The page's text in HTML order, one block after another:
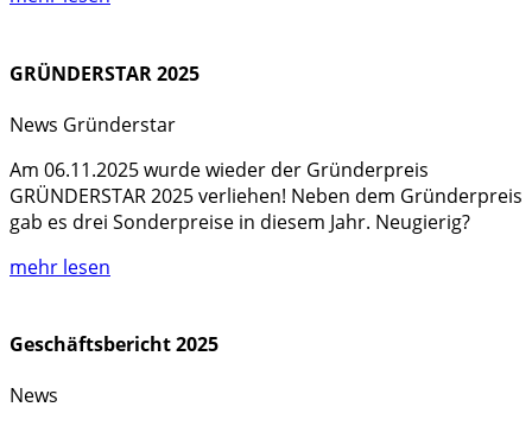
GRÜNDERSTAR 2025
News Gründerstar
Am 06.11.2025 wurde wieder der Gründerpreis
GRÜNDERSTAR 2025 verliehen! Neben dem Gründerpreis
gab es drei Sonderpreise in diesem Jahr. Neugierig?
mehr lesen
Geschäftsbericht 2025
News